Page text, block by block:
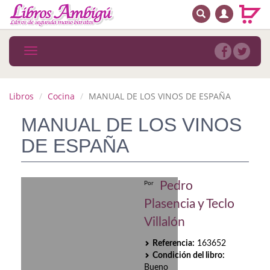
MENÚ PRINCIPAL
Novedades
MATERIAS
Arte
BUSCAR
Toggle
navigation
Libros Cocina MANUAL DE LOS VINOS DE ESPAÑA
MANUAL DE LOS VINOS
DE ESPAÑA
Por
Pedro
Plasencia y Teclo
Villalón
Referencia: 163652
Condición del libro:
Bueno